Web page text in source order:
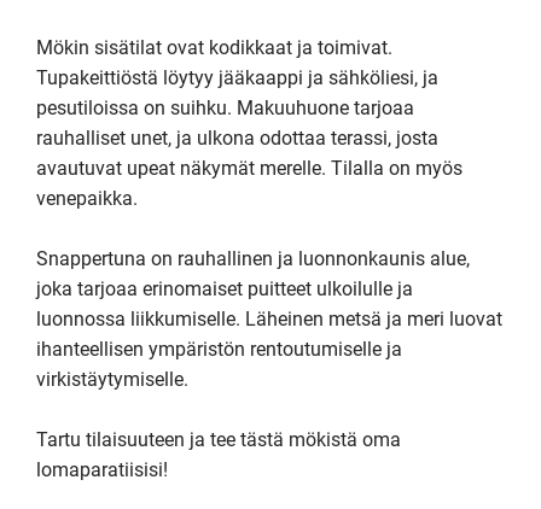
Mökin sisätilat ovat kodikkaat ja toimivat.
Tupakeittiöstä löytyy jääkaappi ja sähköliesi, ja
pesutiloissa on suihku. Makuuhuone tarjoaa
rauhalliset unet, ja ulkona odottaa terassi, josta
avautuvat upeat näkymät merelle. Tilalla on myös
venepaikka.
Snappertuna on rauhallinen ja luonnonkaunis alue,
joka tarjoaa erinomaiset puitteet ulkoilulle ja
luonnossa liikkumiselle. Läheinen metsä ja meri luovat
ihanteellisen ympäristön rentoutumiselle ja
virkistäytymiselle.
Tartu tilaisuuteen ja tee tästä mökistä oma
lomaparatiisisi!